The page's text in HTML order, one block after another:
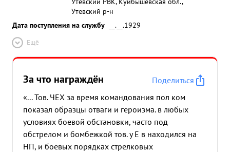
Утевский р-н
Дата поступления на службу
__.__.1929
Ещё
За что награждён
Поделиться
«... Тов. ЧЕХ за время командования пол ком
показал образцы отваги и героизма. в любых
условиях боевой обстановки, часто под
обстрелом и бомбежкой тов. у Е в находился на
НП, и боевых порядках стрелковых